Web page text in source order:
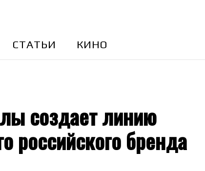
CТАТЬИ КИНО
создает линию
бренда